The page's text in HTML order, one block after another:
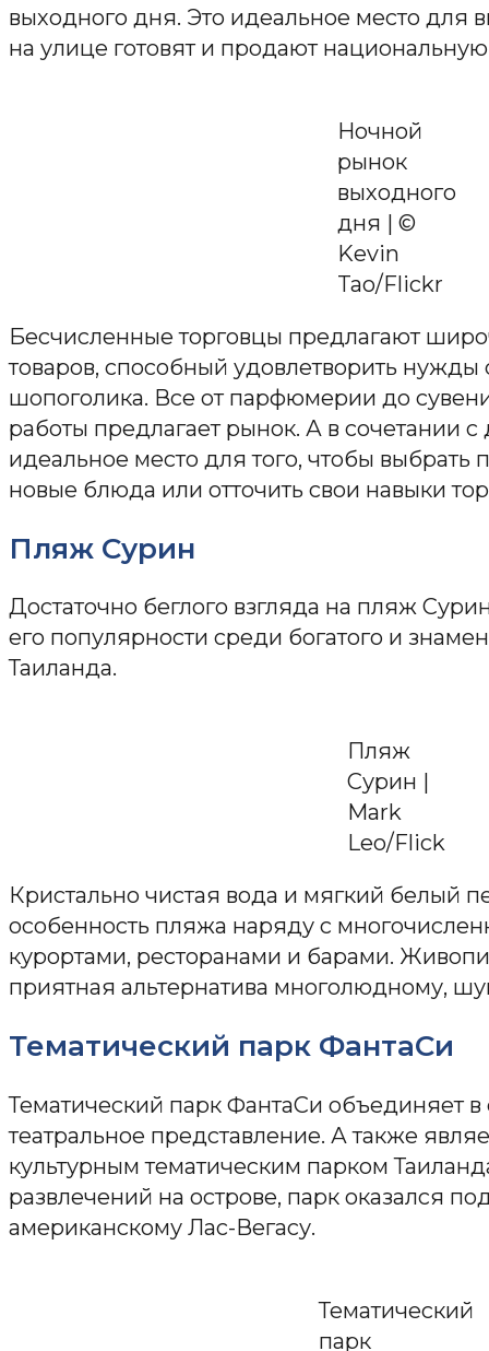
выходного дня. Это идеальное место для
на улице готовят и продают
Ночной
рынок
выходного
дня | ©
Kevin
Tao/Flickr
Бесчисленные торговцы предлагают
товаров, способный удовлетворить нужды
шопоголика. Все от парфюмерии до
работы предлагает рынок. А в сочетании
идеальное место для того, чтобы выбрать
новые блюда или отточить свои навыки
Пляж Сурин
Достаточно беглого взгляда на пляж
его популярности среди богатого и
Таиланда.
Пляж
Сурин |
Mark
Leo/Flick
Кристально чистая вода и мягкий белый
особенность пляжа наряду с
курортами, ресторанами и барами.
приятная альтернатива многолюдному,
Тематический парк ФантаСи
Тематический парк ФантаСи объединяет
театральное представление. А также
культурным тематическим парком
развлечений на острове, парк оказался
американскому Лас-Вегасу.
Тематический
парк